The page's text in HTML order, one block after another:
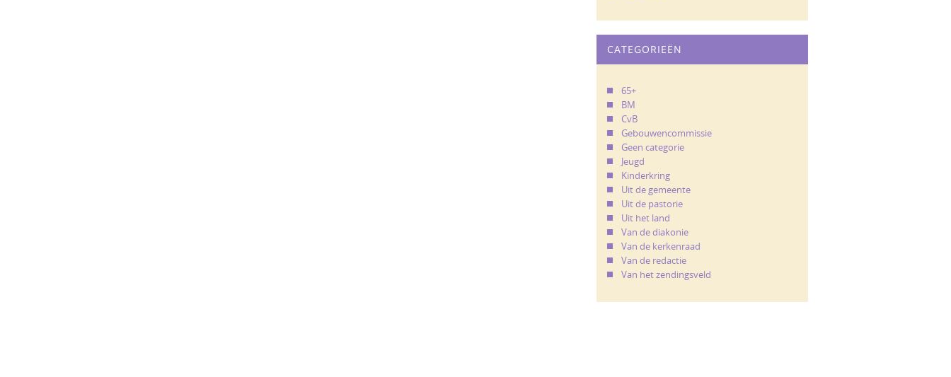
CATEGORIEËN
65+
BM
CvB
Gebouwencommissie
Geen categorie
Jeugd
Kinderkring
Uit de gemeente
Uit de pastorie
Uit het land
Van de diakonie
Van de kerkenraad
Van de redactie
Van het zendingsveld